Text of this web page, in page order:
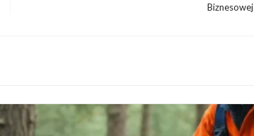
Biznesowej